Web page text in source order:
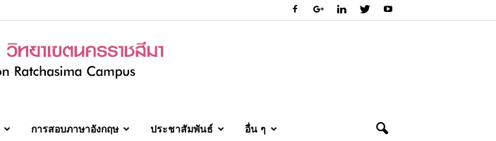
การสอบภาษาอังกฤษ ประชาสัมพันธ์ อื่น ๆ